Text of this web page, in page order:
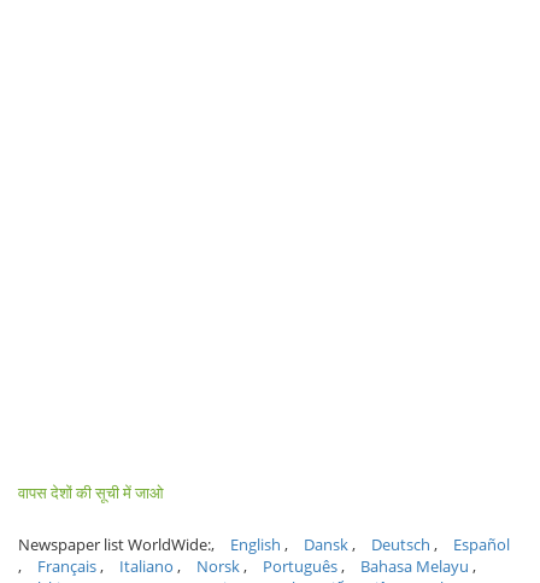
वापस देशों की सूची में जाओ
Newspaper list WorldWide: English Dansk Deutsch
Español
Français
Italiano Norsk Português
Bahasa Melayu